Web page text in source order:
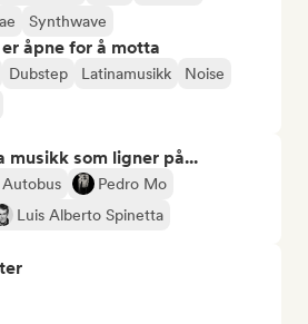
Synthwave
åpne for å motta
Dubstep Latinamusikk
Noise
musikk som ligner på...
Autobus
Pedro Mo
Luis Alberto Spinetta